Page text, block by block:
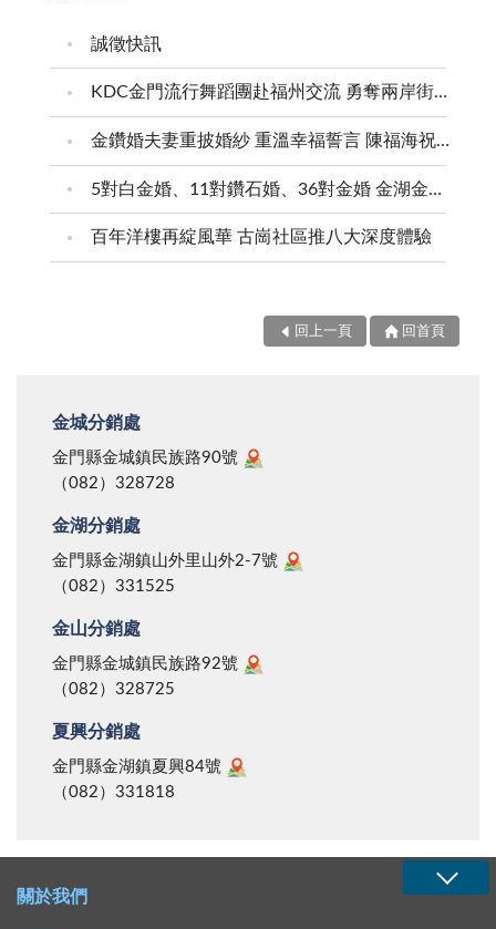
誠徵快訊
KDC金門流行舞蹈團赴福州交流 勇奪兩岸街舞賽三等獎
金鑽婚夫妻重披婚紗 重溫幸福誓言 陳福海祝福牽手半世紀 情深相守成典範
5對白金婚、11對鑽石婚、36對金婚 金湖金沙夫妻共享榮耀時刻 陳福海表揚金鑽婚夫妻 向半世紀相守家庭典範致敬
百年洋樓再綻風華 古崗社區推八大深度體驗
回上一頁 回首頁
金城分銷處
金門縣金城鎮民族路90號
（082）328728
金湖分銷處
金門縣金湖鎮山外里山外2-7號
（082）331525
金山分銷處
金門縣金城鎮民族路92號
（082）328725
夏興分銷處
金門縣金湖鎮夏興84號
（082）331818
關於我們